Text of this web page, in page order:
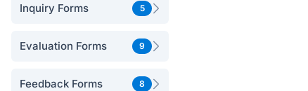
Inquiry Forms 5
Evaluation Forms 9
Feedback Forms 8